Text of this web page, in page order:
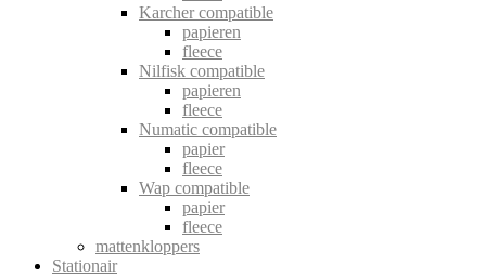
Karcher compatible
papieren
fleece
Nilfisk compatible
papieren
fleece
Numatic compatible
papier
fleece
Wap compatible
papier
fleece
mattenkloppers
Stationair